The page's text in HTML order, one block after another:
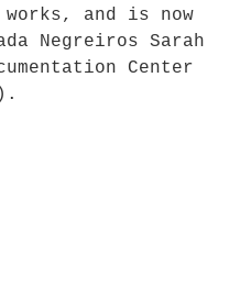
works, and is now
Negreiros Sarah
Center